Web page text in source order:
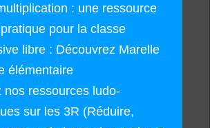
: une ressource
pour la classe
libre : Découvrez Marelle
élémentaire
nos ressources ludo-
sur les 3R (Réduire,